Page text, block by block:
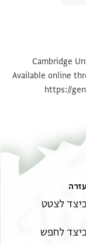
וסובב
Cambridge
Available online
https://
עזרה
כיצד לצטט
כיצד לחפש